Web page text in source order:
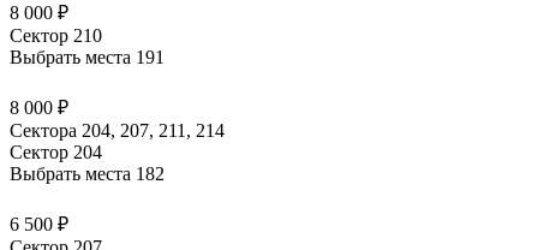
8 000 ₽
Сектор 210
Выбрать места 191
8 000 ₽
Сектора 204, 207, 211, 214
Сектор 204
Выбрать места 182
6 500 ₽